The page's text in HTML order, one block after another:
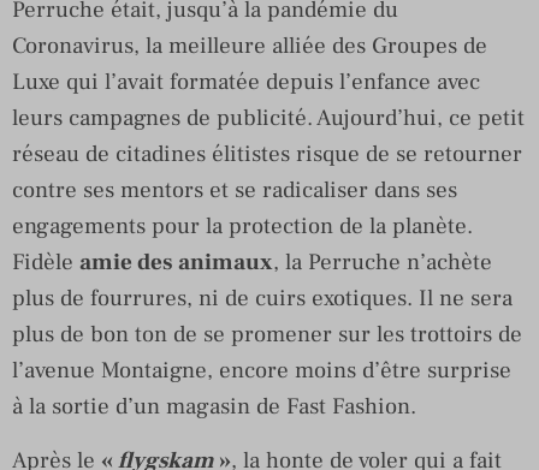
Perruche était, jusqu’à la pandémie du
Coronavirus, la meilleure alliée des Groupes de
Luxe qui l’avait formatée depuis l’enfance avec
leurs campagnes de publicité. Aujourd’hui, ce petit
réseau de citadines élitistes risque de se retourner
contre ses mentors et se radicaliser dans ses
engagements pour la protection de la planète.
Fidèle amie des animaux, la Perruche n’achète
plus de fourrures, ni de cuirs exotiques. Il ne sera
plus de bon ton de se promener sur les trottoirs de
l’avenue Montaigne, encore moins d’être surprise
à la sortie d’un magasin de Fast Fashion.
Après le « flygskam », la honte de voler qui a fait